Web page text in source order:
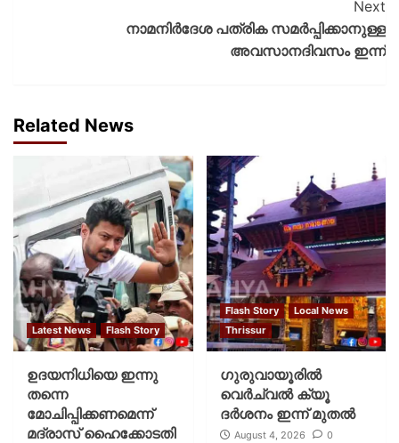
Next
നാമനിര്‍ദേശ പത്രിക സമര്‍പ്പിക്കാനുള്ള
അവസാനദിവസം ഇന്ന്
Related News
Latest News Flash Story
ഉദയനിധിയെ ഇന്നു
തന്നെ
മോചിപ്പിക്കണമെന്ന്
മദ്രാസ് ഹൈക്കോടതി
Flash Story
Local News
Thrissur
ഗുരുവായൂരില്‍
വെര്‍ച്വല്‍ ക്യൂ
ദര്‍ശനം ഇന്ന് മുതല്‍
August 4, 2026 0